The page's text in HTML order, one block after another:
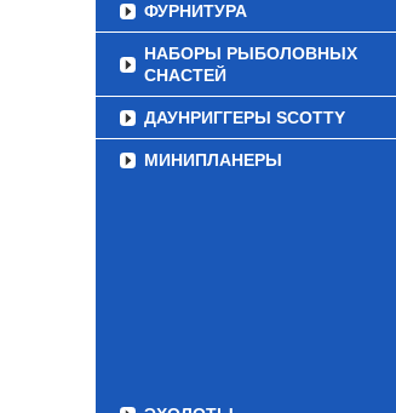
ФУРНИТУРА
НАБОРЫ РЫБОЛОВНЫХ
СНАСТЕЙ
ДАУНРИГГЕРЫ SCOTTY
МИНИПЛАНЕРЫ